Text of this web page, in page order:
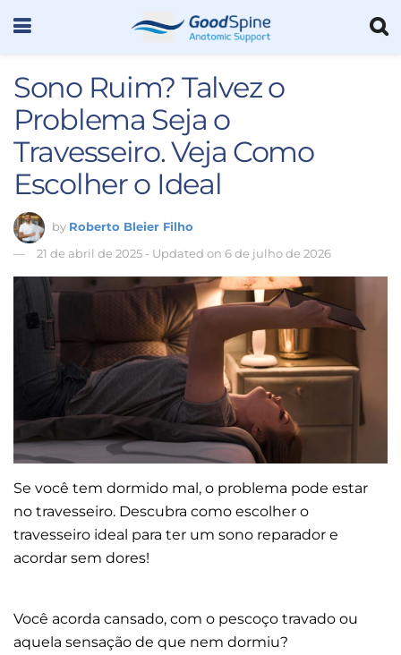
Sono Ruim? Talvez o
Problema Seja o
Travesseiro. Veja Como
Escolher o Ideal
by Roberto Bleier Filho
21 de abril de 2025 - Updated on 6 de julho de 2026
Se você tem dormido mal, o problema pode estar
no travesseiro. Descubra como escolher o
travesseiro ideal para ter um sono reparador e
acordar sem dores!
Você acorda cansado, com o pescoço travado ou
aquela sensação de que nem dormiu?